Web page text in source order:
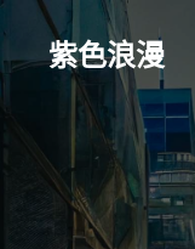
Skip
content紫色浪漫